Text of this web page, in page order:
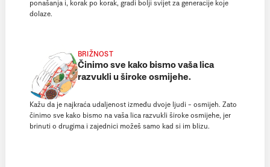
ponašanja i, korak po korak, gradi bolji svijet za generacije koje
dolaze.
BRIŽNOST
Činimo sve kako bismo vaša lica
razvukli u široke osmijehe.
Kažu da je najkraća udaljenost između dvoje ljudi − osmijeh. Zato
činimo sve kako bismo na vaša lica razvukli široke osmijehe, jer
brinuti o drugima i zajednici možeš samo kad si im blizu.